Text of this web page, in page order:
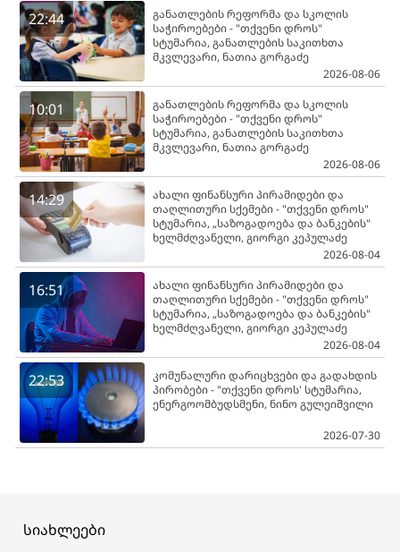
22:44
განათლების რეფორმა და სკოლის
საჭიროებები - "თქვენი დროს"
სტუმარია, განათლების საკითხთა
მკვლევარი, ნათია გორგაძე
2026-08-06
10:01
განათლების რეფორმა და სკოლის
საჭიროებები - "თქვენი დროს"
სტუმარია, განათლების საკითხთა
მკვლევარი, ნათია გორგაძე
2026-08-06
14:29
ახალი ფინანსური პირამიდები და
თაღლითური სქემები - "თქვენი დროს"
სტუმარია, „საზოგადოება და ბანკების"
ხელმძღვანელი, გიორგი კეპულაძე
2026-08-04
16:51
ახალი ფინანსური პირამიდები და
თაღლითური სქემები - "თქვენი დროს"
სტუმარია, „საზოგადოება და ბანკების"
ხელმძღვანელი, გიორგი კეპულაძე
2026-08-04
22:53
კომუნალური დარიცხვები და გადახდის
პირობები - "თქვენი დროს' სტუმარია,
ენერგოომბუდსმენი, ნინო გულეიშვილი
2026-07-30
სიახლეები